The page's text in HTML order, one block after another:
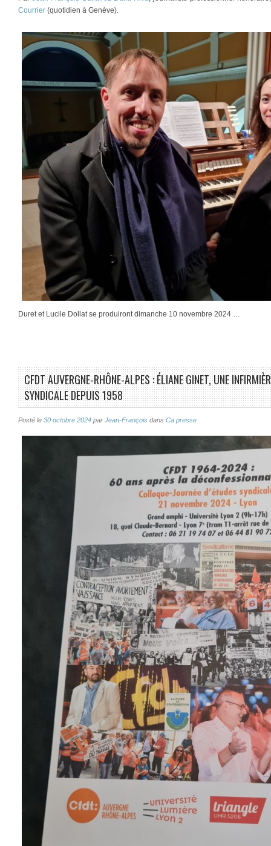
Courrier (quotidien à Genève).
Duret et Lucile Dollat se produiront dimanche 10 novembre 2024 …
CFDT AUVERGNE-RHÔNE-ALPES : ÉLIANE GINET, UNE
SYNDICALE DEPUIS 1958
Posté le 30 octobre 2024 par Jean-François dans Ca presse